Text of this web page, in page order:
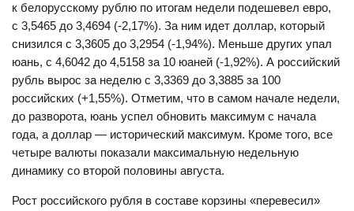
к белорусскому рублю по итогам недели подешевел евро,
с 3,5465 до 3,4694 (-2,17%). За ним идет доллар, который
снизился с 3,3605 до 3,2954 (-1,94%). Меньше других упал
юань, с 4,6042 до 4,5158 за 10 юаней (-1,92%). А российский
рубль вырос за неделю с 3,3369 до 3,3885 за 100
российских (+1,55%). Отметим, что в самом начале недели,
до разворота, юань успел обновить максимум с начала
года, а доллар — исторический максимум. Кроме того, все
четыре валюты показали максимальную недельную
динамику со второй половины августа.
Рост российского рубля в составе корзины «перевесил»